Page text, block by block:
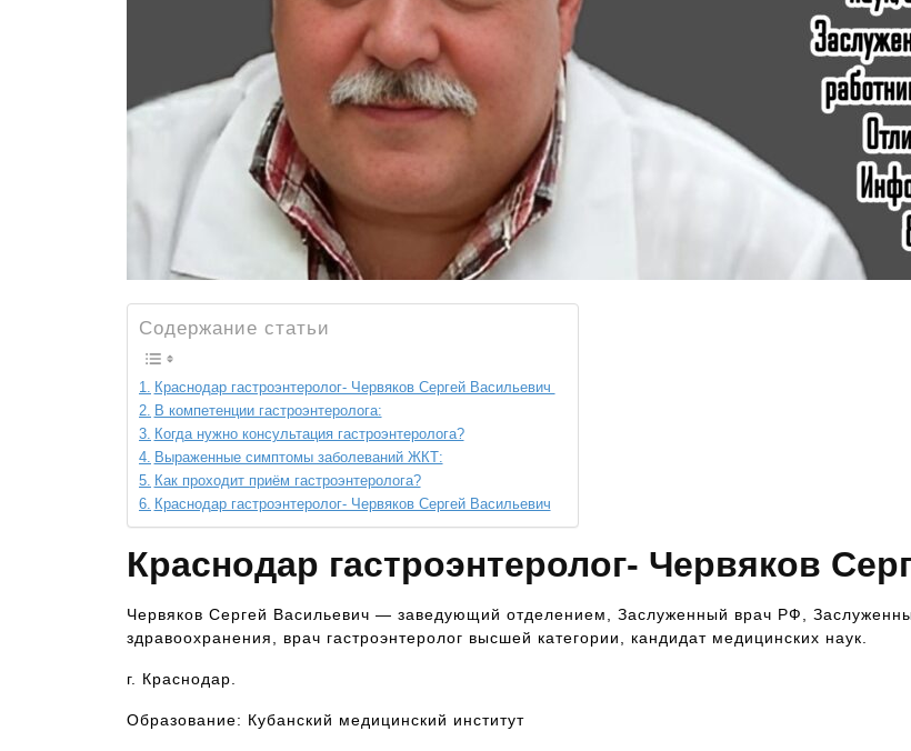
Содержание статьи
Краснодар гастроэнтеролог- Червяков Сергей Васильевич
В компетенции гастроэнтеролога:
Когда нужно консультация гастроэнтеролога?
Выраженные симптомы заболеваний ЖКТ:
Как проходит приём гастроэнтеролога?
Краснодар гастроэнтеролог- Червяков Сергей Васильевич
Краснодар гастроэнтеролог- Червяков
Червяков Сергей Васильевич — заведующий отделением, Заслуженный врач РФ,
здравоохранения, врач гастроэнтеролог высшей категории, кандидат медицинских наук.
г. Краснодар.
Образование: Кубанский медицинский институт